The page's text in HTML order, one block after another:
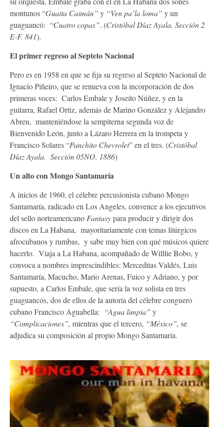
montunos “Guaita Caimán” y “Ven pa’la loma” y un
guaguancó: “Cuatro copas”. (Cristóbal Díaz Ayala. Sección 2
E-F. 841).
El primer regreso al Septeto Nacional
Pero es en 1958 en que se fija su regreso al Septeto Nacional de
Ignacio Piñeiro, que se renueva con la incorporación de dos
primeras voces: Carlos Embale y Joseíto Núñez, y en la
guitarra, Rafael Ortiz, además de Marino González y Alejandro
Abreu, manteniéndose la sempiterna segunda voz de
Bienvenido León, junto a Lázaro Herrera en la trompeta y
Francisco Solares “Panchito Chevrolet” en el tres. (Cristóbal
Díaz Ayala. Sección 05NO. 1886)
Un alto con Mongo Santamaría
A inicios de 1960, el célebre percusionista cubano Mongo
Santamaría, radicado en Los Angeles, convence a los ejecutivos
del sello norteamericanoFantasypara producir y dirigir dos
discos en La Habana, mayoritariamente con temas litúrgicos
afrocubanos y rumbas, y sabe muy bien con qué músicos quiere
hacerlo. Viaja a La Habana, acompañado de Willlie Bobo, y
convoca a nombres imprescindibles: Merceditas Valdés, Luis
Santamaría, Macucho, Mario Arenas, Fuico y Adriano, y por
supuesto, a Carlos Embale, que sería la voz solista en tres
guaguancós, dos de ellos de la autoría del célebre conguero
cubano Francisco Aguabella: “Agua limpia” y
“Complicaciones”, mientras que el tercero, “México”, se
adjudica su composición al propio Mongo Santamaría.